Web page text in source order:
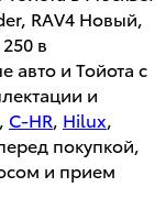
RAV4 Новый,
в
авто и Тойота с
и
, C-HR, Hilux,
покупкой,
и прием